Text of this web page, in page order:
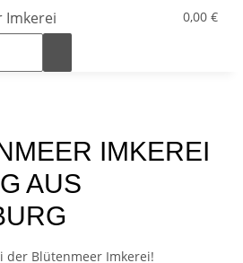
0,00 €
IMKEREI
AUS
der Blütenmeer Imkerei!